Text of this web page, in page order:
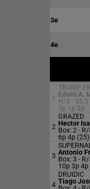
3e
4e
1
TRUMP
Edwin A.
H/3 - 53.5
5p 1p 2p
2
GRAZED
Hector
Box: 2 - R/
6p 4p
3
SUPERNAL
Antonio
Box: 3 - R/
10p 3p 4p
4
DRUIDIC
Tiago